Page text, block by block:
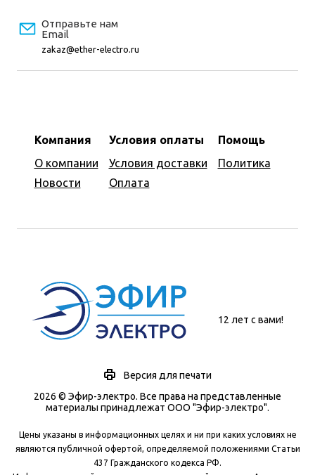
Отправьте нам
Email
zakaz@ether-electro.ru
Компания
О компании
Новости
Условия оплаты
Условия доставки
Оплата
Помощь
Политика
12 лет с вами!
Версия для печати
2026 © Эфир-электро. Все права на представленные
материалы принадлежат ООО "Эфир-электро".
Цены указаны в информационных целях и ни при каких условиях не
являются публичной офертой, определяемой положениями Статьи
437 Гражданского кодекса РФ.